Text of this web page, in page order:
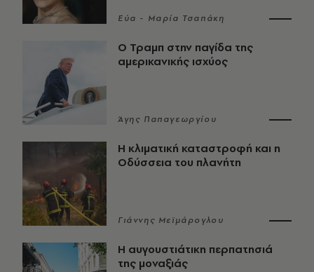
Εύα - Μαρία Τσαπάκη
Ο Τραμπ στην παγίδα της
αμερικανικής ισχύος
Άγης Παπαγεωργίου
Η κλιματική καταστροφή και η
Οδύσσεια του πλανήτη
Γιάννης Μεϊμάρογλου
Η αυγουστιάτικη περπατησιά
της μοναξιάς